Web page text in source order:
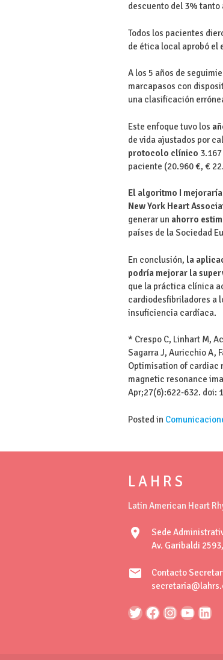
descuento del 3% tanto
Todos los pacientes
de ética local aprobó el
A los 5 años de
marcapasos con
una clasificación
Este enfoque tuvo los
de vida ajustados por
protocolo clínico
paciente (20.960 €, €
El algoritmo I
New York Heart
generar un ahorro
países de la Sociedad
En conclusión, la
podría mejorar la
que la práctica clínica
cardiodesfibriladores a
insuficiencia cardíaca.
* Crespo C, Linhart M,
Sagarra J, Auricchio A,
Optimisation of cardiac
magnetic resonance
Apr;27(6):622-632. doi:
Posted in
L A H R S
Latin American Heart
location_on
Sede
Av. Garibaldi
mail
Contacto